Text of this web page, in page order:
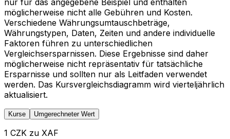
nur für das angegebene Beispiel und enthalten
möglicherweise nicht alle Gebühren und Kosten.
Verschiedene Währungsumtauschbeträge,
Währungstypen, Daten, Zeiten und andere individuelle
Faktoren führen zu unterschiedlichen
Vergleichsersparnissen. Diese Ergebnisse sind daher
möglicherweise nicht repräsentativ für tatsächliche
Ersparnisse und sollten nur als Leitfaden verwendet
werden. Das Kursvergleichsdiagramm wird vierteljährlich
aktualisiert.
Kurse Umgerechneter Wert
1 CZK zu XAF